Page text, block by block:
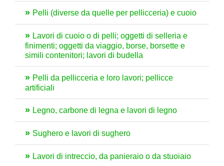
Pelli (diverse da quelle per pellicceria) e cuoio
Lavori di cuoio o di pelli; oggetti di selleria e
finimenti; oggetti da viaggio, borse, borsette e
simili contenitori; lavori di budella
Pelli da pellicceria e loro lavori; pellicce
artificiali
Legno, carbone di legna e lavori di legno
Sughero e lavori di sughero
Lavori di intreccio, da panieraio o da stuoiaio